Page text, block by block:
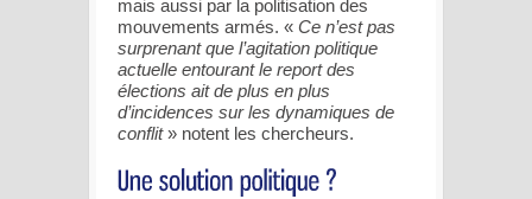
mais aussi par la politisation des
mouvements armés. « Ce n’est pas
surprenant que l’agitation politique
actuelle entourant le report des
élections ait de plus en plus
d’incidences sur les dynamiques de
conflit» notent les chercheurs.